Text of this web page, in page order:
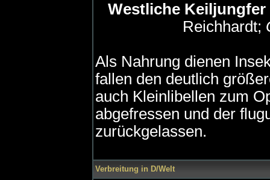
Westliche Keiljungfer
Reichhardt;
Als Nahrung dienen
fallen den deutlich
auch Kleinlibellen zum
abgefressen und der
zurückgelassen.
Verbreitung in D/Welt